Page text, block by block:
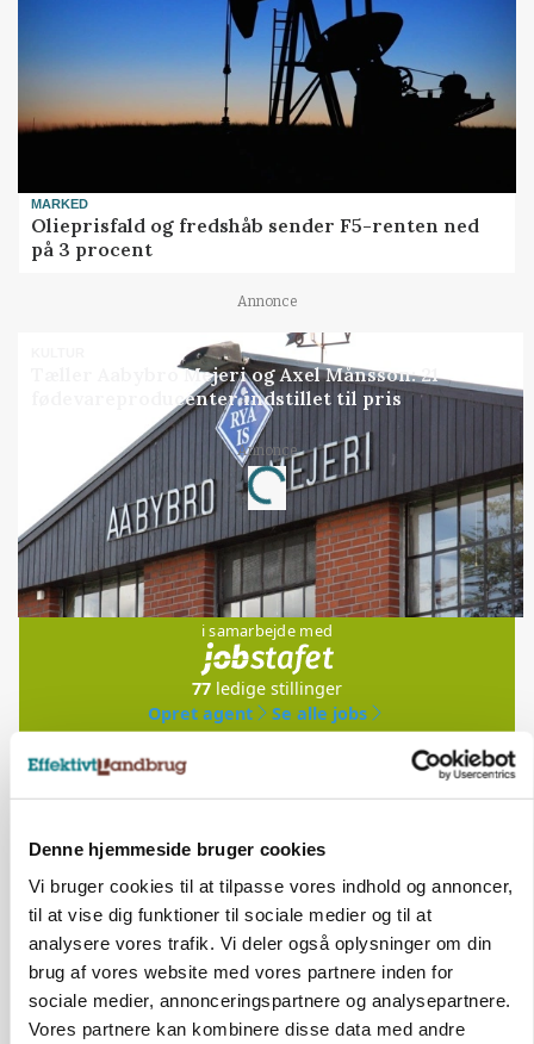
Denne hjemmeside bruger cookies
Vi bruger cookies til at tilpasse vores indhold og annoncer,
til at vise dig funktioner til sociale medier og til at
analysere vores trafik. Vi deler også oplysninger om din
brug af vores website med vores partnere inden for
sociale medier, annonceringspartnere og analysepartnere.
Vores partnere kan kombinere disse data med andre
MARKED
Olieprisfald og fredshåb sender F5-renten ned
på 3 procent
Annonce
Tæller Aabybro Mejeri og Axel Månsson: 21
fødevareproducenter indstillet til pris
Annonce
Loading...
Jobs
i samarbejde med
77 ledige stillinger
Opret agent
Se alle jobs
6950, Ringkøbing
Rørlægger / håndmand søges til